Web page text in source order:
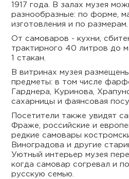
1917 года. В залах музея
разнообразные: по форме,
изготовления и по размерам.
От самоваров - кухни,
трактирного 40 литров до
1 стакан.
В витринах музея
предметы: в том числе
Гарднера, Куринова,
сахарницы и фаянсовая
Посетители также увидят
Фраже, российские и
редкие самовары
Виноградова и другие
Уютный интерьер музея
когда самовар согревал и
русскую семью.